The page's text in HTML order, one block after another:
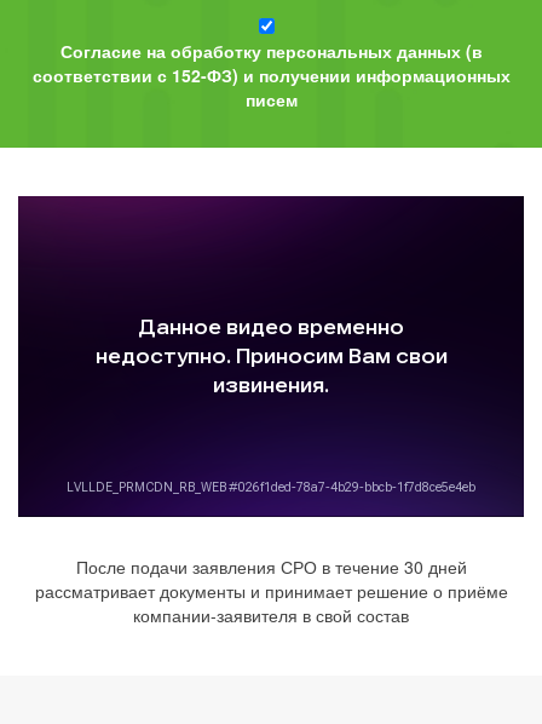
Согласие на обработку персональных данных (в
соответствии с 152-ФЗ) и получении информационных
писем
После подачи заявления СРО в течение 30 дней
рассматривает документы и принимает решение о приёме
компании-заявителя в свой состав